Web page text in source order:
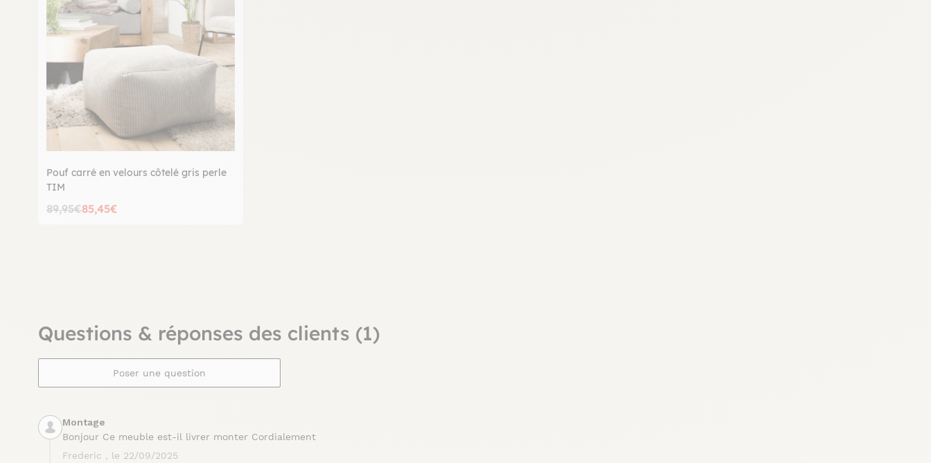
Pouf carré en velours côtelé gris perle
TIM
89,95€85,45€
Questions & réponses des clients (1)
Poser une question
Montage
Bonjour Ce meuble est-il livrer monter Cordialement
Frederic , le 22/09/2025